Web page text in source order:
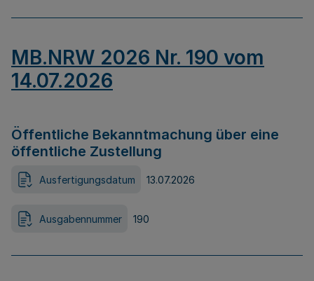
MB.NRW 2026 Nr. 190 vom
14.07.2026
Öffentliche Bekanntmachung über eine
öffentliche Zustellung
Ausfertigungsdatum 13.07.2026
Ausgabennummer 190